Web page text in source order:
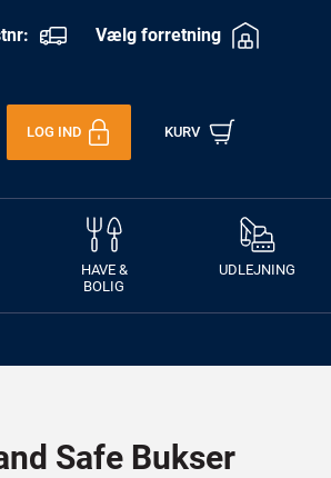
Vælg forretning
LOG IND KURV
HAVE &
BOLIG
UDLEJNING
Safe Bukser